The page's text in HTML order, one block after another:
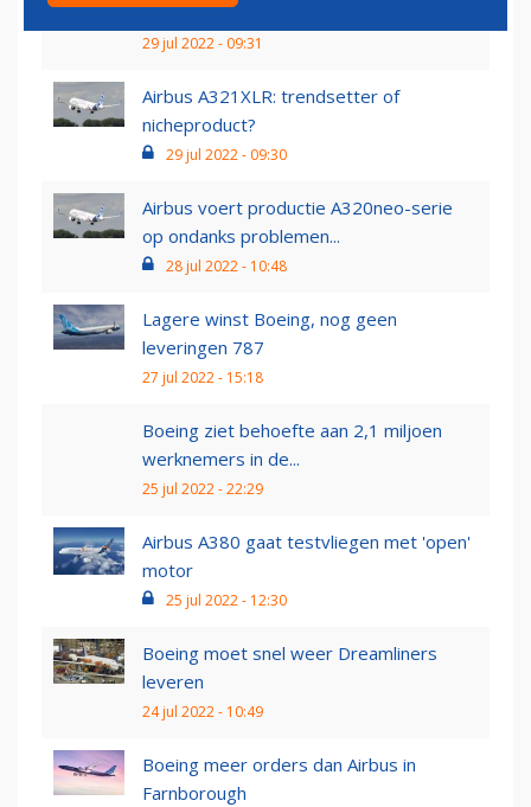
prijsvechter JetSMART
29 jul 2022 - 09:31
Airbus A321XLR: trendsetter of
nicheproduct?
29 jul 2022 - 09:30
Airbus voert productie A320neo-serie
op ondanks problemen...
28 jul 2022 - 10:48
Lagere winst Boeing, nog geen
leveringen 787
27 jul 2022 - 15:18
Boeing ziet behoefte aan 2,1 miljoen
werknemers in de...
25 jul 2022 - 22:29
Airbus A380 gaat testvliegen met 'open'
motor
25 jul 2022 - 12:30
Boeing moet snel weer Dreamliners
leveren
24 jul 2022 - 10:49
Boeing meer orders dan Airbus in
Farnborough